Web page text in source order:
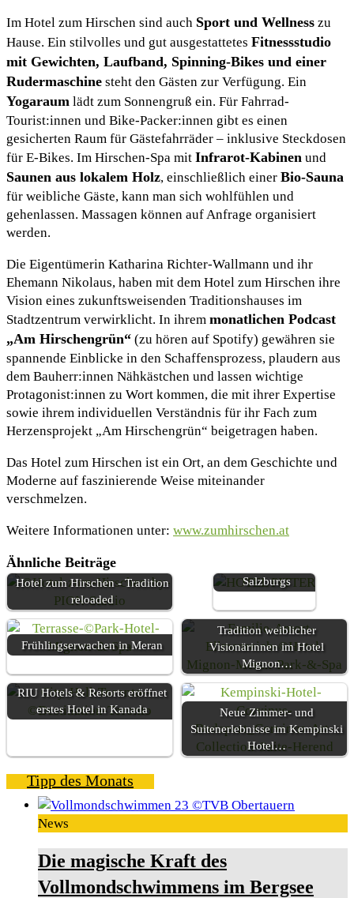
Im Hotel zum Hirschen sind auch Sport und Wellness zu
Hause. Ein stilvolles und gut ausgestattetes Fitnessstudio
mit Gewichten, Laufband, Spinning-Bikes und einer
Rudermaschine steht den Gästen zur Verfügung. Ein
Yogaraum lädt zum Sonnengruß ein. Für Fahrrad-
Tourist:innen und Bike-Packer:innen gibt es einen
gesicherten Raum für Gästefahrräder – inklusive Steckdosen
für E-Bikes. Im Hirschen-Spa mit Infrarot-Kabinen und
Saunen aus lokalem Holz, einschließlich einer Bio-Sauna
für weibliche Gäste, kann man sich wohlfühlen und
gehenlassen. Massagen können auf Anfrage organisiert
werden.
Die Eigentümerin Katharina Richter-Wallmann und ihr
Ehemann Nikolaus, haben mit dem Hotel zum Hirschen ihre
Vision eines zukunftsweisenden Traditionshauses im
Stadtzentrum verwirklicht. In ihrem monatlichen Podcast
„Am Hirschengrün“ (zu hören auf Spotify) gewähren sie
spannende Einblicke in den Schaffensprozess, plaudern aus
dem Bauherr:innen Nähkästchen und lassen wichtige
Protagonist:innen zu Wort kommen, die mit ihrer Expertise
sowie ihrem individuellen Verständnis für ihr Fach zum
Herzensprojekt „Am Hirschengrün“ beigetragen haben.
Das Hotel zum Hirschen ist ein Ort, an dem Geschichte und
Moderne auf faszinierende Weise miteinander
verschmelzen.
Weitere Informationen unter: www.zumhirschen.at
Ähnliche Beiträge
Hotel zum Hirschen - Tradition
reloaded
Regionaler Genuss
Salzburgs
Frühlingserwachen in Meran
Tradition weiblicher
Visionärinnen im Hotel
Mignon…
RIU Hotels & Resorts eröffnet
erstes Hotel in Kanada
Neue Zimmer- und
Suitenerlebnisse im Kempinski
Hotel…
Tipp des Monats
News
Die magische Kraft des
Vollmondschwimmens im Bergsee